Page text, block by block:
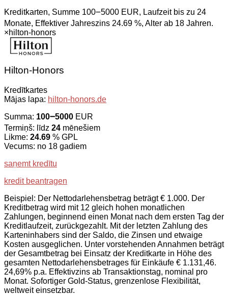
Kreditkarten, Summe 100౼5000 EUR, Laufzeit bis zu 24
Monate, Effektiver Jahreszins 24.69 %, Alter ab 18 Jahren.
×hilton-honors
Hilton-Honors
Kredītkartes
Mājas lapa: hilton-honors.de
Summa: 100౼5000 EUR
Termiņš: līdz 24 mēnešiem
Likme: 24.69 % GPL
Vecums: no 18 gadiem
saņemt kredītu
kredit beantragen
Beispiel: Der Nettodarlehensbetrag beträgt € 1.000. Der
Kreditbetrag wird mit 12 gleich hohen monatlichen
Zahlungen, beginnend einen Monat nach dem ersten Tag der
Kreditlaufzeit, zurückgezahlt. Mit der letzten Zahlung des
Karteninhabers sind der Saldo, die Zinsen und etwaige
Kosten ausgeglichen. Unter vorstehenden Annahmen beträgt
der Gesamtbetrag bei Einsatz der Kreditkarte in Höhe des
gesamten Nettodarlehensbetrages für Einkäufe € 1.131,46.
24,69% p.a. Effektivzins ab Transaktionstag, nominal pro
Monat. Sofortiger Gold-Status, grenzenlose Flexibilität,
weltweit einsetzbar.